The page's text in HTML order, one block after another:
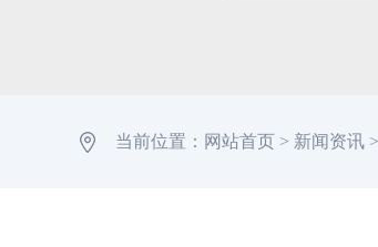
当前位置： 网站首页 > 新闻资讯 >